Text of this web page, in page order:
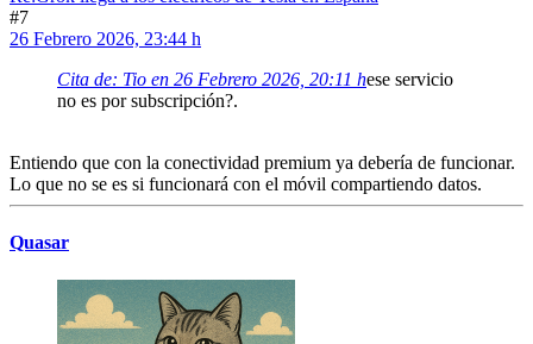
#7
26 Febrero 2026, 23:44 h
Cita de: Tio en 26 Febrero 2026, 20:11 hese servicio
no es por subscripción?.
Entiendo que con la conectividad premium ya debería de funcionar.
Lo que no se es si funcionará con el móvil compartiendo datos.
Quasar